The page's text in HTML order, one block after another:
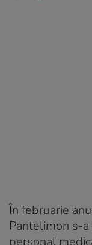
În februarie
Pantelimon s-
personal